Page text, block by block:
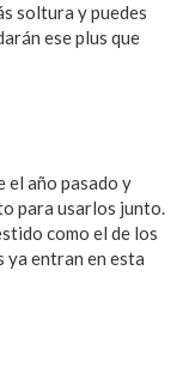
soltura y puedes
ese plus que
el año pasado y
para usarlos junto.
como el de los
ya entran en esta